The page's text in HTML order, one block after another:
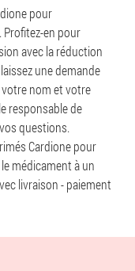
pour
en pour
avec la réduction
une demande
nom et votre
responsable de
questions.
Cardione pour
médicament à un
livraison - paiement